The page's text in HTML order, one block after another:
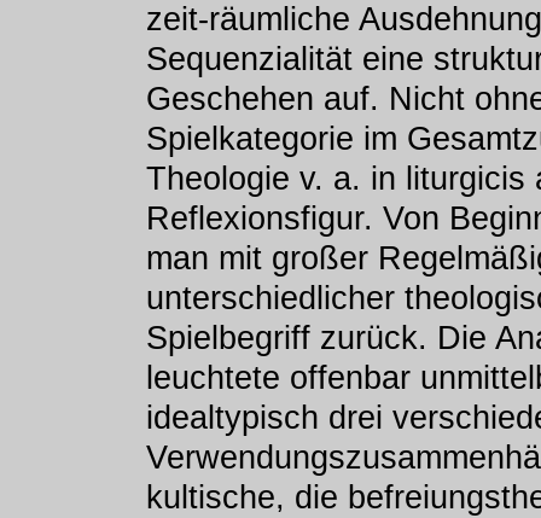
zeit-räumliche
Sequenzialität eine
Geschehen auf. Nicht
Spielkategorie im
Theologie v. a. in liturgicis
Reflexionsfigur. Von
man mit großer
unterschiedlicher
Spielbegriff zurück. Die
leuchtete offenbar
idealtypisch drei
kultische, die